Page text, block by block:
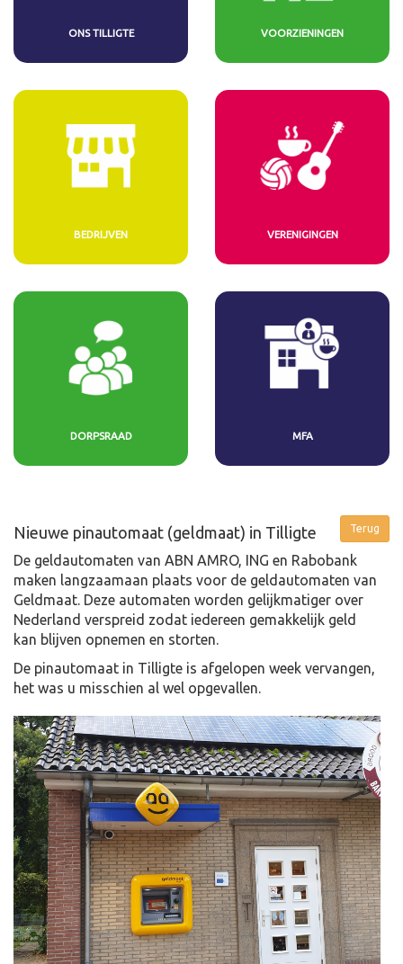
ONS TILLIGTE VOORZIENINGEN
BEDRIJVEN VERENIGINGEN
DORPSRAAD MFA
Nieuwe pinautomaat (geldmaat) in Tilligte
De geldautomaten van ABN AMRO, ING en Rabobank
maken langzaamaan plaats voor de geldautomaten van
Geldmaat. Deze automaten worden gelijkmatiger over
Nederland verspreid zodat iedereen gemakkelijk geld
kan blijven opnemen en storten.
De pinautomaat in Tilligte is afgelopen week vervangen,
het was u misschien al wel opgevallen.